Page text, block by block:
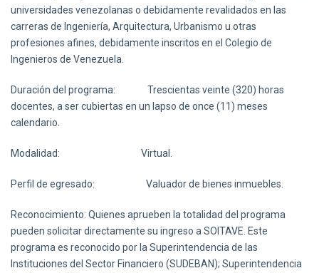
universidades venezolanas o debidamente revalidados en las
carreras de Ingeniería, Arquitectura, Urbanismo u otras
profesiones afines, debidamente inscritos en el Colegio de
Ingenieros de Venezuela.
Duración del programa: Trescientas veinte (320) horas
docentes, a ser cubiertas en un lapso de once (11) meses
calendario.
Modalidad: Virtual.
Perfil de egresado: Valuador de bienes inmuebles.
Reconocimiento: Quienes aprueben la totalidad del programa
pueden solicitar directamente su ingreso a SOITAVE. Este
programa es reconocido por la Superintendencia de las
Instituciones del Sector Financiero (SUDEBAN); Superintendencia